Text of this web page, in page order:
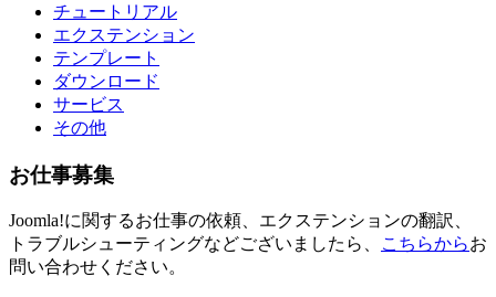
チュートリアル
エクステンション
テンプレート
ダウンロード
サービス
その他
お仕事募集
Joomla!に関するお仕事の依頼、エクステンションの翻訳、
トラブルシューティングなどございましたら、
こちらからお
問い合わせください。